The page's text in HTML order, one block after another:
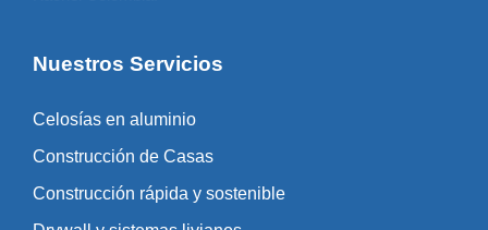
Nuestros Servicios
Celosías en aluminio
Construcción de Casas
Construcción rápida y sostenible